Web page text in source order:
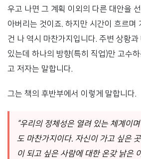
우고 나면 그 계획 이외의 다른 대안을
아버리는 것이죠. 하지만 시간이 흐르며
건 나 역시 마찬가지입니다. 주변 상황
있는데 하나의 방향(특히 직업)만 고수
고 저자는 말합니다.
그는 책의 후반부에서 이렇게 말합니다.
“우리의 정체성은 열려 있는 체계이
도 마찬가지이다. 자신이 가고 싶은
이 되고 싶은 사람에 대한 온갖 낡은